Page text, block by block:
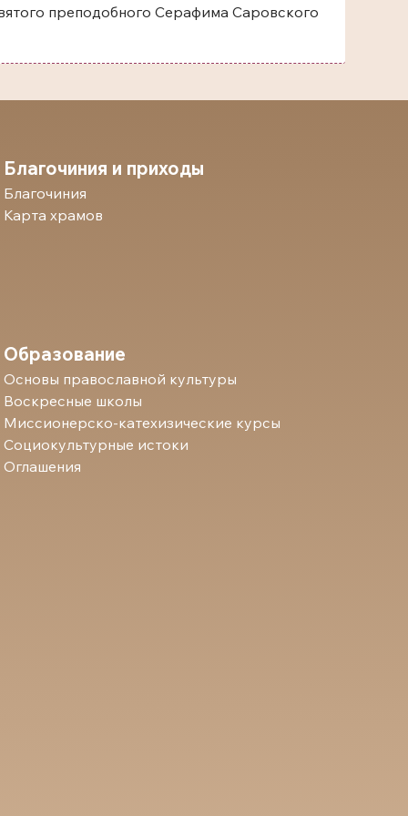
Серафима Саровского
Благочиния и приходы
Благочиния
Карта храмов
Образование
Основы православной культуры
Воскресные школы
Миссионерско-катехизические курсы
Социокультурные истоки
Оглашения